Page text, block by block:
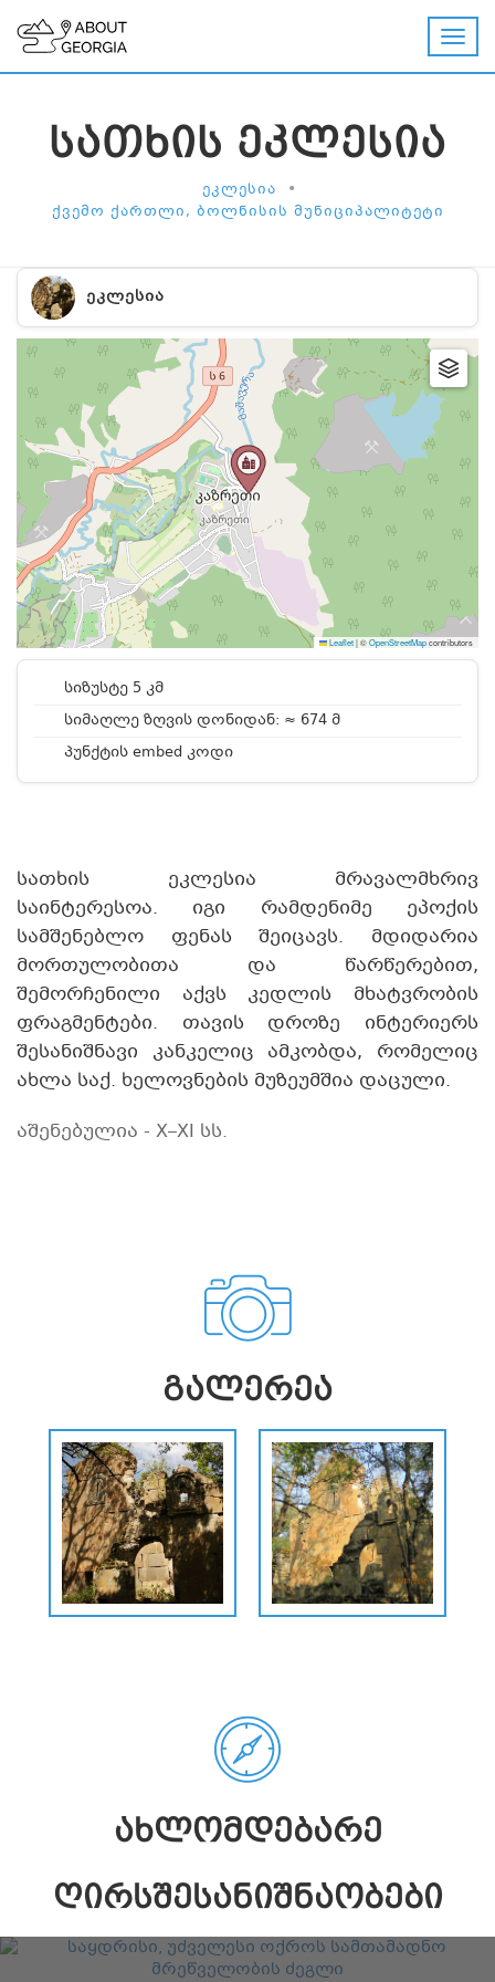
ᲡᲐᲗᲮᲘᲡ ᲔᲙᲚᲔᲡᲘᲐ
ᲔᲙᲚᲔᲡᲘᲐ •
ᲥᲕᲔᲛᲝ ᲥᲐᲠᲗᲚᲘ, ᲑᲝᲚᲜᲘᲡᲘᲡ ᲛᲣᲜᲘᲪᲘᲞᲐᲚᲘᲢᲔᲢᲘ
ᲔᲙᲚᲔᲡᲘᲐ
Leaflet|©OpenStreetMapcontributors
სიზუსტე 5 კმ
სიმაღლე ზღვის დონიდან: ≈ 674 მ
პუნქტის embed კოდი
სათხის ეკლესია მრავალმხრივ
საინტერესოა. იგი რამდენიმე ეპოქის
სამშენებლო ფენას შეიცავს. მდიდარია
მორთულობითა და წარწერებით,
შემორჩენილი აქვს კედლის მხატვრობის
ფრაგმენტები. თავის დროზე ინტერიერს
შესანიშნავი კანკელიც ამკობდა, რომელიც
ახლა საქ. ხელოვნების მუზეუმშია დაცული.
აშენებულია - X–XI სს.
ᲒᲐᲚᲔᲠᲔᲐ
ᲐᲮᲚᲝᲛᲓᲔᲑᲐᲠᲔ
ᲦᲘᲠᲡᲨᲔᲡᲐᲜᲘᲨᲜᲐᲝᲑᲔᲑᲘ